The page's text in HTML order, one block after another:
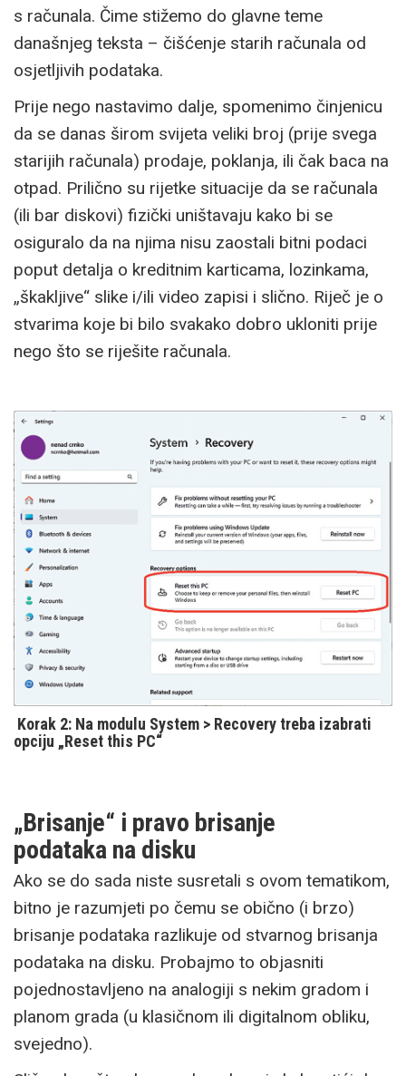
s računala. Čime stižemo do glavne teme
današnjeg teksta – čišćenje starih računala od
osjetljivih podataka.
Prije nego nastavimo dalje, spomenimo činjenicu
da se danas širom svijeta veliki broj (prije svega
starijih računala) prodaje, poklanja, ili čak baca na
otpad. Prilično su rijetke situacije da se računala
(ili bar diskovi) fizički uništavaju kako bi se
osiguralo da na njima nisu zaostali bitni podaci
poput detalja o kreditnim karticama, lozinkama,
„škakljive“ slike i/ili video zapisi i slično. Riječ je o
stvarima koje bi bilo svakako dobro ukloniti prije
nego što se riješite računala.
Korak 2: Na modulu System > Recovery treba izabrati
opciju „Reset this PC“
„Brisanje“ i pravo brisanje
podataka na disku
Ako se do sada niste susretali s ovom tematikom,
bitno je razumjeti po čemu se obično (i brzo)
brisanje podataka razlikuje od stvarnog brisanja
podataka na disku. Probajmo to objasniti
pojednostavljeno na analogiji s nekim gradom i
planom grada (u klasičnom ili digitalnom obliku,
svejedno).